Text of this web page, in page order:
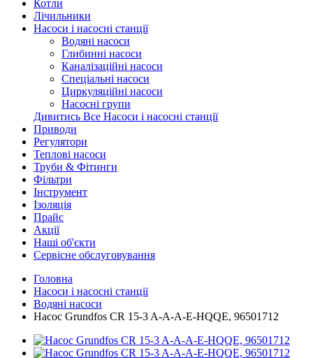
Котли
Лічильники
Насоси і насосні станції
Водяні насоси
Глибинні насоси
Каналізаційні насоси
Спеціальні насоси
Циркуляційні насоси
Насосні групи
Дивитись Все Насоси і насосні станції
Приводи
Регулятори
Теплові насоси
Труби & Фітинги
Фільтри
Інструмент
Ізоляція
Прайс
Акції
Наші об'єкти
Сервісне обслуговування
Головна
Насоси і насосні станції
Водяні насоси
Насос Grundfos CR 15-3 A-A-A-E-HQQE, 96501712